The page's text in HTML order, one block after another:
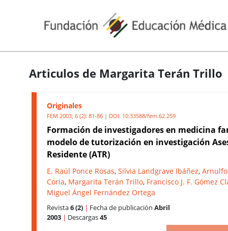
Articulos de Margarita Terán Trillo
Originales
FEM 2003; 6 (2): 81-86 | DOI: 10.33588/fem.62.259
Formación de investigadores en medicina
modelo de tutorización en investigación
Residente (ATR)
E. Raúl Ponce Rosas, Silvia Landgrave Ibáñez,
Coria, Margarita Terán Trillo, Francisco J. F. Gómez
Miguel Ángel Fernández Ortega
Revista6 (2) | Fecha de publicación Abril
2003 | Descargas45